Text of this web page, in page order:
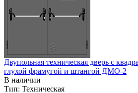
Двупольная техническая дверь c
глухой фрамугой и штангой ДМО-2
В наличии
Тип: Техническая